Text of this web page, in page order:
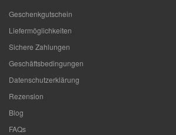
Geschenkgutschein
Liefermöglichkeiten
Sichere Zahlungen
Geschäftsbedingungen
Datenschutzerklärung
Rezension
Blog
FAQs